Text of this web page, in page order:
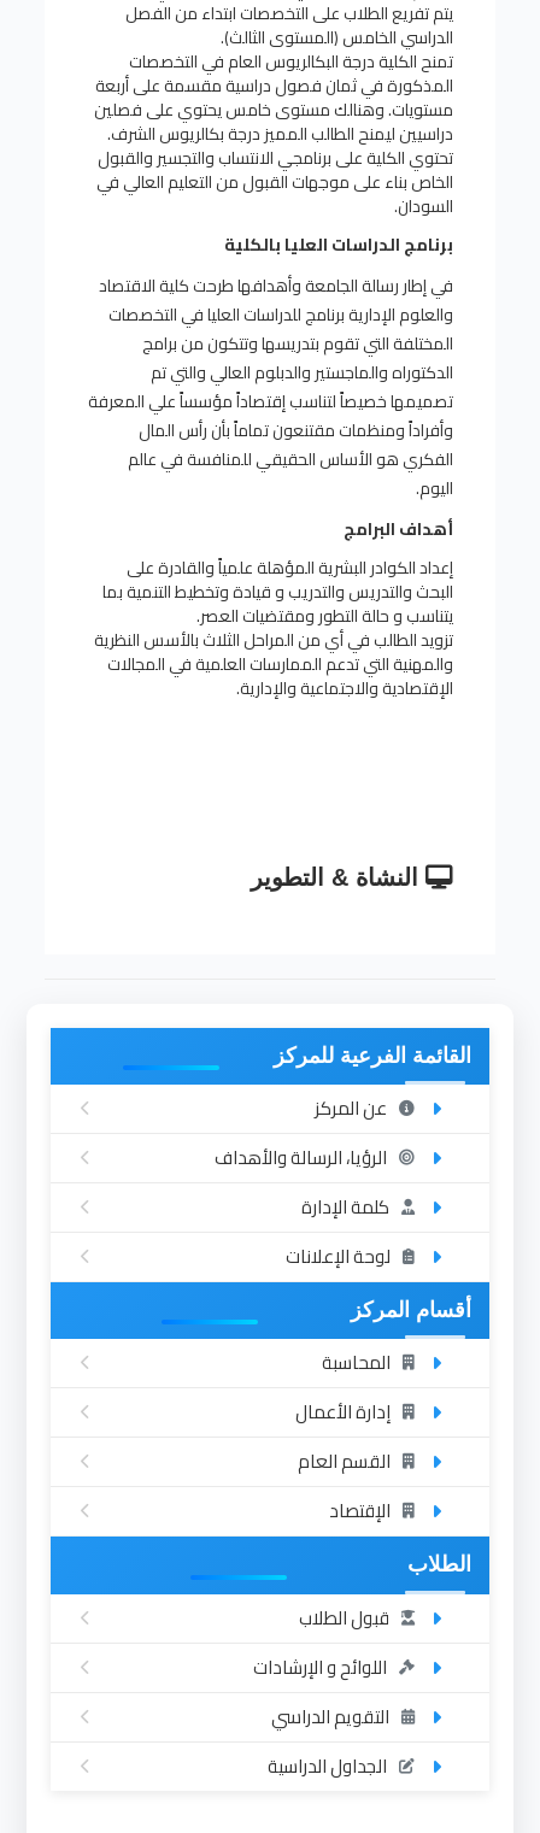
يتم تفريع الطلاب على التخصصات ابتداء من الفصل
الدراسي الخامس (المستوى الثالث).
تمنح الكلية درجة البكالريوس العام في التخصصات
المذكورة في ثمان فصول دراسية مقسمة على أربعة
مستويات. وهنالك مستوى خامس يحتوي على فصلين
دراسيين ليمنح الطالب المميز درجة بكالريوس الشرف.
تحتوي الكلية على برنامجي الانتساب والتجسير والقبول
الخاص بناء على موجهات القبول من التعليم العالي في
السودان.
برنامج الدراسات العليا بالكلية
في إطار رسالة الجامعة وأهدافها طرحت كلية الاقتصاد
والعلوم الإدارية برنامج للدراسات العليا في التخصصات
المختلفة التي تقوم بتدريسها وتتكون من برامج
الدكتوراه والماجستير والدبلوم العالي والتي تم
تصميمها خصيصاً لتناسب إقتصاداً مؤسساً علي المعرفة
وأفراداً ومنظمات مقتنعون تماماً بأن رأس المال
الفكري هو الأساس الحقيقي للمنافسة في عالم
اليوم.
أهداف البرامج
إعداد الكوادر البشرية المؤهلة علمياً والقادرة على
البحث والتدريس والتدريب و قيادة وتخطيط التنمية بما
يتناسب و حالة التطور ومقتضيات العصر.
تزويد الطالب في أي من المراحل الثلاث بالأسس النظرية
والمهنية التي تدعم الممارسات العلمية في المجالات
الإقتصادية والاجتماعية والإدارية.
النشاة & التطوير
القائمة الفرعية للمركز
عن المركز
الرؤيا، الرسالة والأهداف
كلمة الإدارة
لوحة الإعلانات
أقسام المركز
المحاسبة
إدارة الأعمال
القسم العام
الإقتصاد
الطلاب
قبول الطلاب
اللوائح و الإرشادات
التقويم الدراسي
الجداول الدراسية